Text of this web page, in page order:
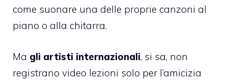
come suonare una delle proprie canzoni al
piano o alla chitarra.
Ma gli artisti internazionali, si sa, non
registrano video lezioni solo per l’amicizia